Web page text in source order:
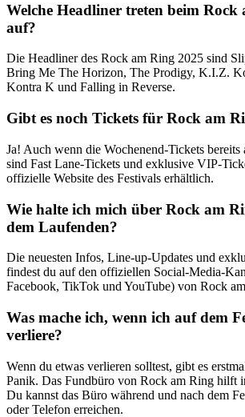
Welche Headliner treten beim Rock
auf?
Die Headliner des Rock am Ring 2025 sind
Bring Me The Horizon, The Prodigy, K.I.Z.
Kontra K und Falling in Reverse.
Gibt es noch Tickets für Rock am
Ja! Auch wenn die Wochenend-Tickets bereits
sind Fast Lane-Tickets und exklusive VIP-
offizielle Website des Festivals erhältlich.
Wie halte ich mich über Rock am
dem Laufenden?
Die neuesten Infos, Line-up-Updates und
findest du auf den offiziellen Social-Media-
Facebook, TikTok und YouTube) von Rock
Was mache ich, wenn ich auf dem
verliere?
Wenn du etwas verlieren solltest, gibt es
Panik. Das Fundbüro von Rock am Ring hilft
Du kannst das Büro während und nach dem
oder Telefon erreichen.